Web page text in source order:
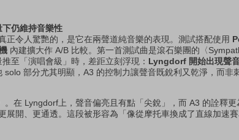
下仍維持音樂性
正令人驚艷的，是它在兩聲道純音樂的表現。測試搭配使用
內建擴大作 A/B 比較。第一首測試曲是滾石樂團的〈
至「演唱會級」時，差距立刻浮現： Lyngdorf 開始出現聲
部分尤其明顯，A3 的控制力讓聲音既銳利又乾淨，而非
。在 Lyngdorf上，聲音偏亮且有點「尖銳」，而 A3 的詮釋
展開、更通透。這段被形容為「像從摩托車換成了直線加